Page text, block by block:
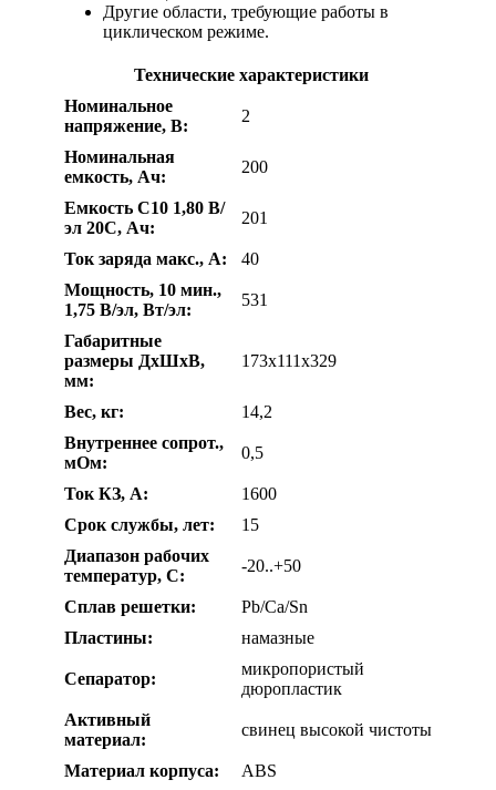
Другие области, требующие работы в
циклическом режиме.
Технические характеристики
Номинальное
напряжение, В:
2
Номинальная
емкость, Ач:
200
Емкость С10 1,80 В/
эл 20С, Ач:
201
Ток заряда макс., А:
40
Мощность, 10 мин.,
1,75 В/эл, Вт/эл:
531
Габаритные
размеры ДхШхВ,
мм:
173х111х329
Вес, кг:
14,2
Внутреннее сопрот.,
мОм:
0,5
Ток КЗ, А:
1600
Срок службы, лет:
15
Диапазон рабочих
температур, С:
-20..+50
Сплав решетки:
Pb/Ca/Sn
Пластины:
намазные
Сепаратор:
микропористый
дюропластик
Активный
материал:
свинец высокой чистоты
Материал корпуса: ABS